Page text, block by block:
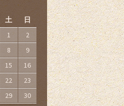
土 日
1
2
8
9
15
16
22
23
29
30